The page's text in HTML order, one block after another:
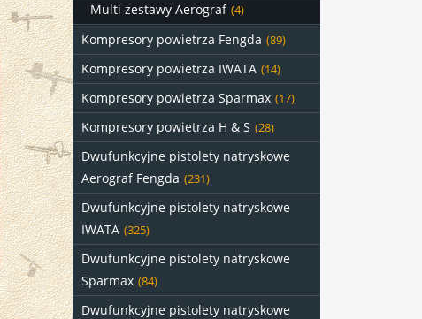
Multi zestawy Aerograf (4)
Kompresory powietrza Fengda (89)
Kompresory powietrza IWATA (14)
Kompresory powietrza Sparmax (17)
Kompresory powietrza H & S (28)
Dwufunkcyjne pistolety natryskowe
Aerograf Fengda (231)
Dwufunkcyjne pistolety natryskowe
IWATA (325)
Dwufunkcyjne pistolety natryskowe
Sparmax (84)
Dwufunkcyjne pistolety natryskowe